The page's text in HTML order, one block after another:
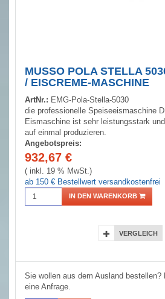
MUSSO POLA STELLA
/ EISCREME-MASCHINE
ArtNr.: EMG-Pola-Stella-5030
die professionelle Speiseeismaschine
Eismaschine ist sehr leistungsstark
auf einmal produzieren.
Angebotspreis:
932,67 €
( inkl. 19 % MwSt.)
ab 150 € Bestellwert versandkostenfrei
IN DEN WARENKORB
VERGLEICH
Sie wollen aus dem Ausland
eine Anfrage.